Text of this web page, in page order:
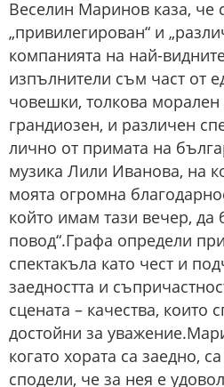
Веселин Маринов каза, че
„привилегирован“ и
компанията на най-
изпълнители съм част от
човешки, толкова
грандиозен, и различен
лично от примата на
музика Лили Иванова, на
моята огромна
който имам тази вечер, да
повод“.Графа определи
спектакъла като чест и
заедността и
сцената – качества, които
достойни за
когато хората са заедно,
сподели, че за нея е